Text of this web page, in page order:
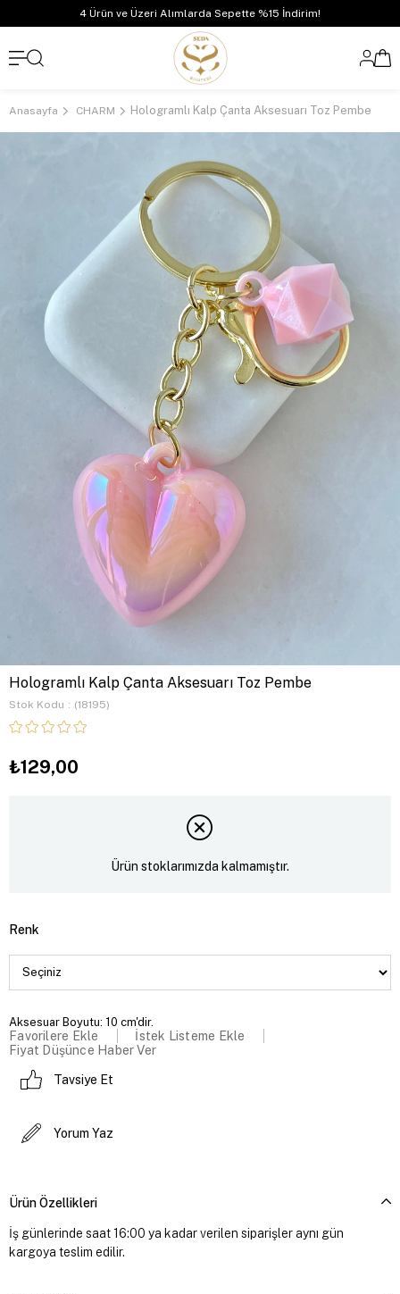
4 Ürün ve Üzeri Alımlarda Sepette %15 İndirim!
Anasayfa CHARM Hologramlı Kalp Çanta Aksesuarı Toz Pembe
Hologramlı Kalp Çanta Aksesuarı Toz Pembe
Stok Kodu (18195)
₺129,00
Ürün stoklarımızda kalmamıştır.
Renk
Aksesuar Boyutu: 10 cm'dir.
Favorilere Ekle
İstek Listeme Ekle
Fiyat Düşünce Haber Ver
Tavsiye Et
Yorum Yaz
Ürün Özellikleri
İş günlerinde saat 16:00 ya kadar verilen siparişler aynı gün
kargoya teslim edilir.